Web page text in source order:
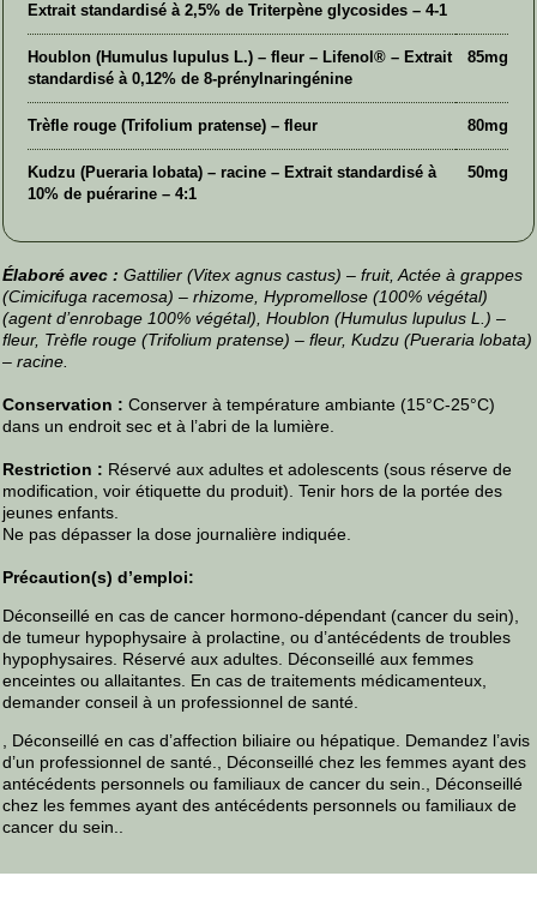
Extrait standardisé à 2,5% de Triterpène glycosides – 4-1
Houblon (Humulus lupulus L.) – fleur – Lifenol® – Extrait
standardisé à 0,12% de 8-prénylnaringénine
85mg
Trèfle rouge (Trifolium pratense) – fleur 80mg
Kudzu (Pueraria lobata) – racine – Extrait standardisé à
10% de puérarine – 4:1
50mg
Élaboré avec : Gattilier (Vitex agnus castus) – fruit, Actée à grappes
(Cimicifuga racemosa) – rhizome, Hypromellose (100% végétal)
(agent d’enrobage 100% végétal), Houblon (Humulus lupulus L.) –
fleur, Trèfle rouge (Trifolium pratense) – fleur, Kudzu (Pueraria lobata)
– racine.
Conservation : Conserver à température ambiante (15°C-25°C)
dans un endroit sec et à l’abri de la lumière.
Restriction : Réservé aux adultes et adolescents (sous réserve de
modification, voir étiquette du produit). Tenir hors de la portée des
jeunes enfants.
Ne pas dépasser la dose journalière indiquée.
Précaution(s) d’emploi:
Déconseillé en cas de cancer hormono-dépendant (cancer du sein),
de tumeur hypophysaire à prolactine, ou d’antécédents de troubles
hypophysaires. Réservé aux adultes. Déconseillé aux femmes
enceintes ou allaitantes. En cas de traitements médicamenteux,
demander conseil à un professionnel de santé.
, Déconseillé en cas d’affection biliaire ou hépatique. Demandez l’avis
d’un professionnel de santé., Déconseillé chez les femmes ayant des
antécédents personnels ou familiaux de cancer du sein., Déconseillé
chez les femmes ayant des antécédents personnels ou familiaux de
cancer du sein..